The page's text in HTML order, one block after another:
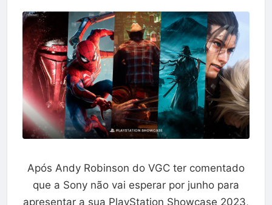
Após Andy Robinson do VGC ter comentado
que a Sony não vai esperar por junho para
apresentar a sua PlayStation Showcase 2023,